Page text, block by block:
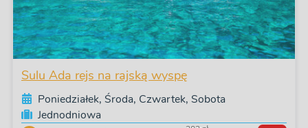
Sulu Ada rejs na rajską wyspę
Poniedziałek, Środa, Czwartek, Sobota
Jednodniowa